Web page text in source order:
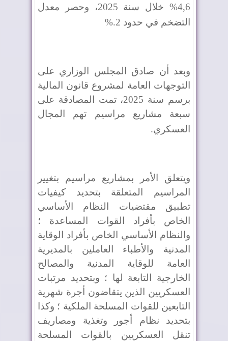
4,6% خلال سنة 2025، وحصر معدل
التضخم في حدود 2
%.
وبعد أن صادق المجلس الوزاري على
التوجهات العامة لمشروع قانون المالية
برسم سنة 2025، تمت المصادقة على
سبعة مشاريع مراسيم تهم المجال
العسكري.
ويتعلق الأمر بمشاريع مراسيم بتغيير
المراسيم المتعلقة بتحديد كيفيات
تطبيق مقتضيات النظام الأساسي
الخاص بأفراد القوات المساعدة ؛
والنظام الأساسي الخاص بأفراد الوقاية
المدنية والأطباء العاملين بالمديرية
العامة للوقاية المدنية والمصالح
الخارجية التابعة لها ؛ وبتحديد مرتبات
العسكريين الذين يتقاضون أجرة شهرية
التابعين للقوات المسلحة الملكية ؛ وكذا
بتحديد نظام أجور وتغذية ومصاريف
تنقل العسكريين بالقوات المسلحة